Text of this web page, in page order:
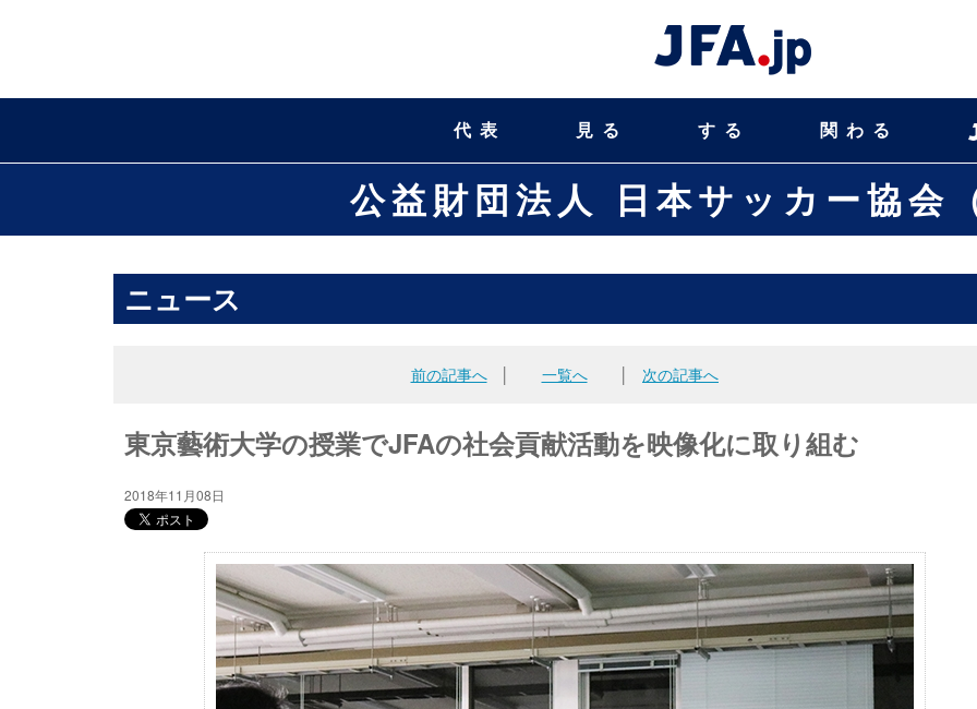
代表 見る する 関わる
公益財団法人 日本サッカー協会
ニュース
前の記事へ│ 一覧へ 次の記事へ
東京藝術大学の授業でJFAの社会貢献活動を映像化に取り組む
2018年11月08日